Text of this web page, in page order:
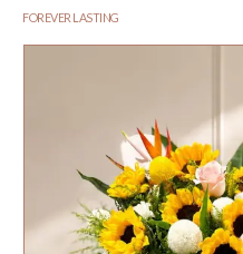
FOREVER LASTING